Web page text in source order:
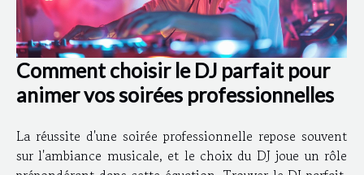
Comment choisir le DJ parfait pour
animer vos soirées professionnelles
La réussite d'une soirée professionnelle repose souvent
sur l'ambiance musicale, et le choix du DJ joue un rôle